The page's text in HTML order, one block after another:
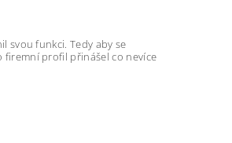
svou funkci. Tedy aby se
firemní profil přinášel co nevíce